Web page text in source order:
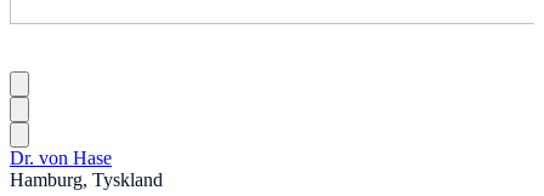
Dr. von Hase
Hamburg, Tyskland